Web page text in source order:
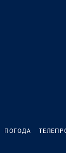
ПОГОДА